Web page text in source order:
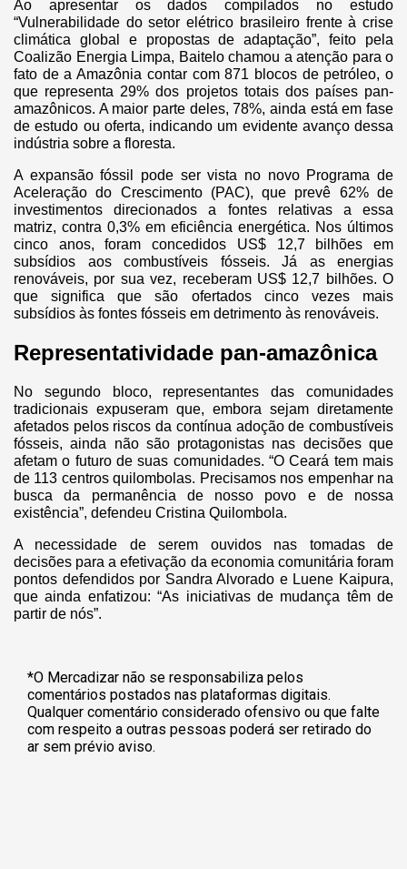
Ao apresentar os dados compilados no estudo
“Vulnerabilidade do setor elétrico brasileiro frente à crise
climática global e propostas de adaptação”, feito pela
Coalizão Energia Limpa, Baitelo chamou a atenção para o
fato de a Amazônia contar com 871 blocos de petróleo, o
que representa 29% dos projetos totais dos países pan-
amazônicos. A maior parte deles, 78%, ainda está em fase
de estudo ou oferta, indicando um evidente avanço dessa
indústria sobre a floresta.
A expansão fóssil pode ser vista no novo Programa de
Aceleração do Crescimento (PAC), que prevê 62% de
investimentos direcionados a fontes relativas a essa
matriz, contra 0,3% em eficiência energética. Nos últimos
cinco anos, foram concedidos US$ 12,7 bilhões em
subsídios aos combustíveis fósseis. Já as energias
renováveis, por sua vez, receberam US$ 12,7 bilhões. O
que significa que são ofertados cinco vezes mais
subsídios às fontes fósseis em detrimento às renováveis.
Representatividade pan-amazônica
No segundo bloco, representantes das comunidades
tradicionais expuseram que, embora sejam diretamente
afetados pelos riscos da contínua adoção de combustíveis
fósseis, ainda não são protagonistas nas decisões que
afetam o futuro de suas comunidades. “O Ceará tem mais
de 113 centros quilombolas. Precisamos nos empenhar na
busca da permanência de nosso povo e de nossa
existência”, defendeu Cristina Quilombola.
A necessidade de serem ouvidos nas tomadas de
decisões para a efetivação da economia comunitária foram
pontos defendidos por Sandra Alvorado e Luene Kaipura,
que ainda enfatizou: “As iniciativas de mudança têm de
partir de nós”.
*O Mercadizar não se responsabiliza pelos
comentários postados nas plataformas digitais.
Qualquer comentário considerado ofensivo ou que falte
com respeito a outras pessoas poderá ser retirado do
ar sem prévio aviso.